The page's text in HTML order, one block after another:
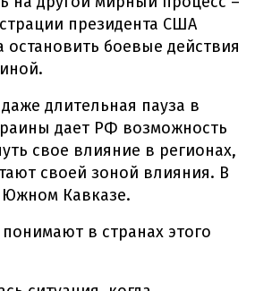
президента США
боевые действия
длительная пауза в
дает РФ возможность
свое влияние в регионах,
своей зоной влияния. В
Южном Кавказе.
в странах этого